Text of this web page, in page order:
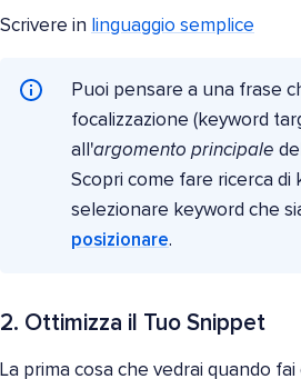
Scrivere in linguaggio semplice
Puoi pensare a una frase
focalizzazione (keyword
all'argomento principale
Scopri come fare ricerca di
selezionare keyword che
posizionare.
2. Ottimizza il Tuo Snippet
La prima cosa che vedrai quando fai